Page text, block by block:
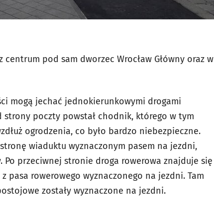
pod sam dworzec Wrocław Główny oraz w
mogą jechać jednokierunkowymi drogami
strony poczty powstał chodnik, którego w tym
ogrodzenia, co było bardzo niebezpieczne.
wiaduktu wyznaczonym pasem na jezdni,
przeciwnej stronie droga rowerowa znajduje się
pasa rowerowego wyznaczonego na jezdni. Tam
zostały wyznaczone na jezdni.